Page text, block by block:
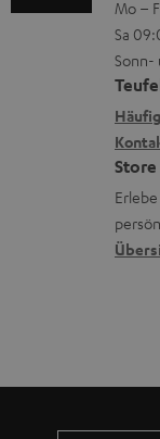
e
r
s
a
n
d
z
u
r
G
a
r
a
n
r
ä
t
e
R
ü
c
k
m
-
L
e
x
i
k
o
n
n
t
a
k
t
d
a
t
Mo –
Sa
Sonn-